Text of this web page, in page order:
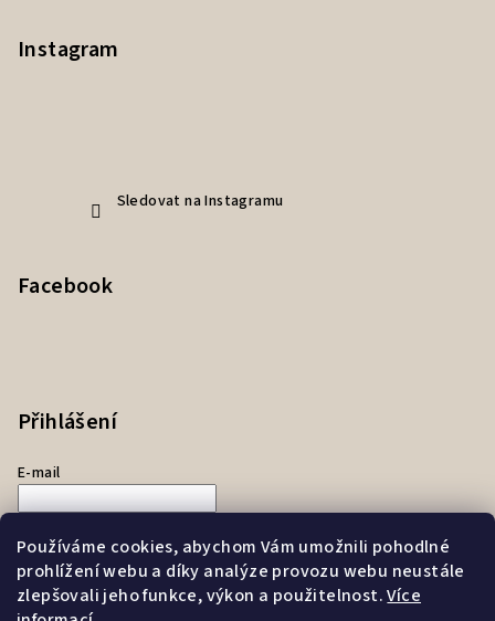
Používáme cookies, abychom Vám umožnili pohodlné
prohlížení webu a díky analýze provozu webu neustále
zlepšovali jeho funkce, výkon a použitelnost.Více
Instagram
Sledovat na Instagramu
Facebook
Přihlášení
E-mail
Přihlásit se